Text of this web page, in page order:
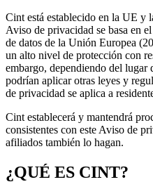
Cint está establecido en la UE y
Aviso de privacidad se basa en
de datos de la Unión Europea
un alto nivel de protección con
embargo, dependiendo del lugar
podrían aplicar otras leyes y
de privacidad se aplica a
Cint establecerá y mantendrá
consistentes con este Aviso de
afiliados también lo hagan.
¿QUÉ ES CINT?